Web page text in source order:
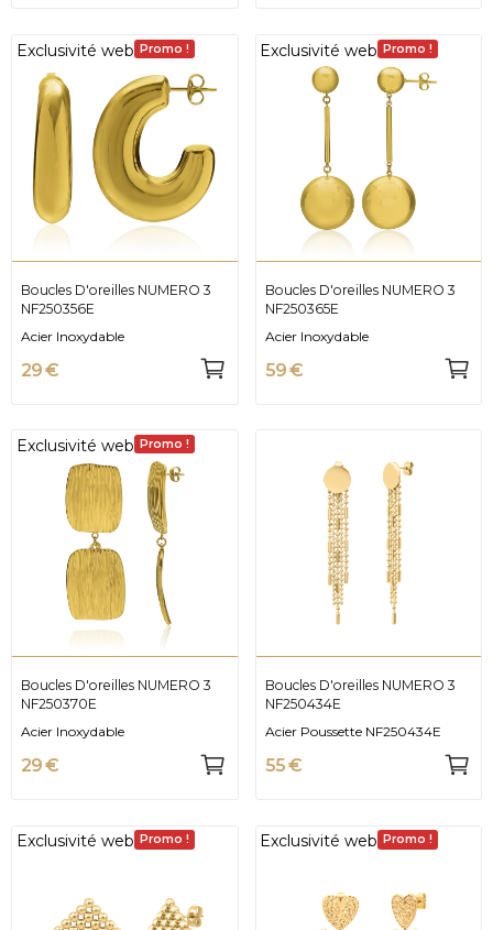
Exclusivité web Promo !
Boucles D'oreilles NUMERO 3
NF250356E
Acier Inoxydable
29 €
Exclusivité web Promo !
Boucles D'oreilles NUMERO 3
NF250365E
Acier Inoxydable
59 €
Exclusivité web Promo !
Boucles D'oreilles NUMERO 3
NF250370E
Acier Inoxydable
29 €
Boucles D'oreilles NUMERO 3
NF250434E
Acier Poussette NF250434E
55 €
Exclusivité web Promo ! Exclusivité web Promo !